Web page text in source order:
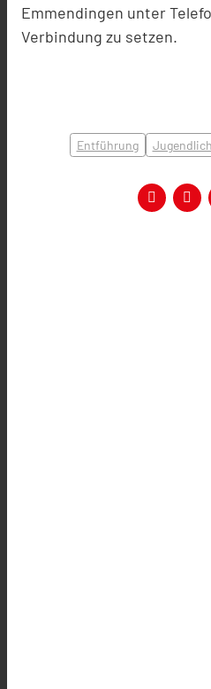
Emmendingen unter
Verbindung zu setzen.
Entführung